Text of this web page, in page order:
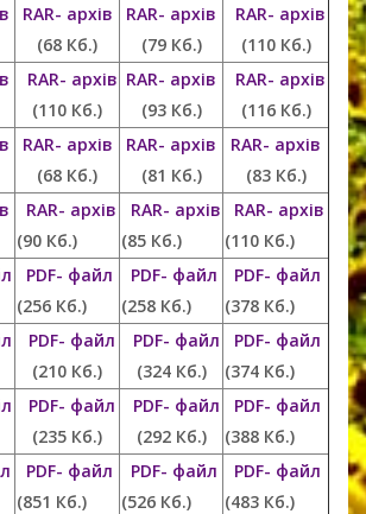
RAR- архів
(68 Кб.)
RAR- архів
(79 Кб.)
RAR- архів
(110 Кб.)
RAR- архів
(110 Кб.)
RAR- архів
(93 Кб.)
RAR- архів
(116 Кб.)
RAR- архів
(68 Кб.)
RAR- архів
(81 Кб.)
RAR- архів
(83 Кб.)
RAR- архів
(90 Кб.)
RAR- архів
(85 Кб.)
RAR- архів
(110 Кб.)
PDF- файл
(256 Кб.)
PDF- файл
(258 Кб.)
PDF- файл
(378 Кб.)
PDF- файл
(210 Кб.)
PDF- файл
(324 Кб.)
PDF- файл
(374 Кб.)
PDF- файл
(235 Кб.)
PDF- файл
(292 Кб.)
PDF- файл
(388 Кб.)
PDF- файл
(851 Кб.)
PDF- файл
(526 Кб.)
PDF- файл
(483 Кб.)